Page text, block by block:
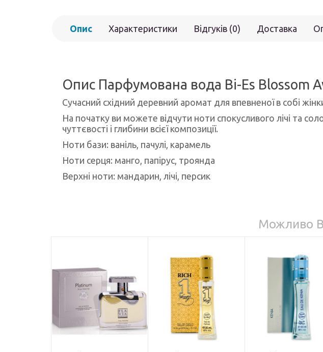
Опис Характеристики Відгуків (0) Доставка
Опис Парфумована вода Bi-Es Blossom
Сучасний східний деревний аромат для впевненої в собі
На початку ви можете відчути ноти спокусливого лічі та
чуттєвості і глибини всієї композиції.
Ноти бази: ваніль, пачулі, карамель
Ноти серця: манго, папірус, троянда
Верхні ноти: мандарин, лічі, персик
Можливо